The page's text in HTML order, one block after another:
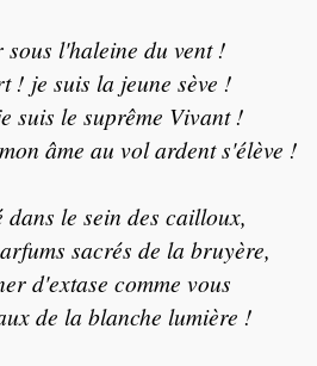
sous l'haleine du vent !
! je suis la jeune sève !
suis le suprême Vivant !
âme au vol ardent s'élève !
dans le sein des cailloux,
sacrés de la bruyère,
d'extase comme vous
de la blanche lumière !